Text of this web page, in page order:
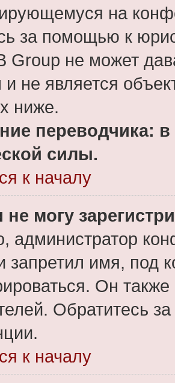
на
за помощью к
Group не может
и не является
ниже.
переводчика:
силы.
к началу
могу
администратор
запретил имя, под
Он
Обратитесь
к началу